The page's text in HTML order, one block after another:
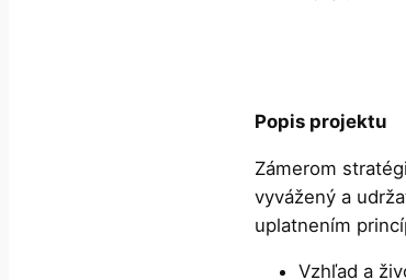
Popis projektu
Zámerom
vyvážený a
uplatnením
Vzhľad a